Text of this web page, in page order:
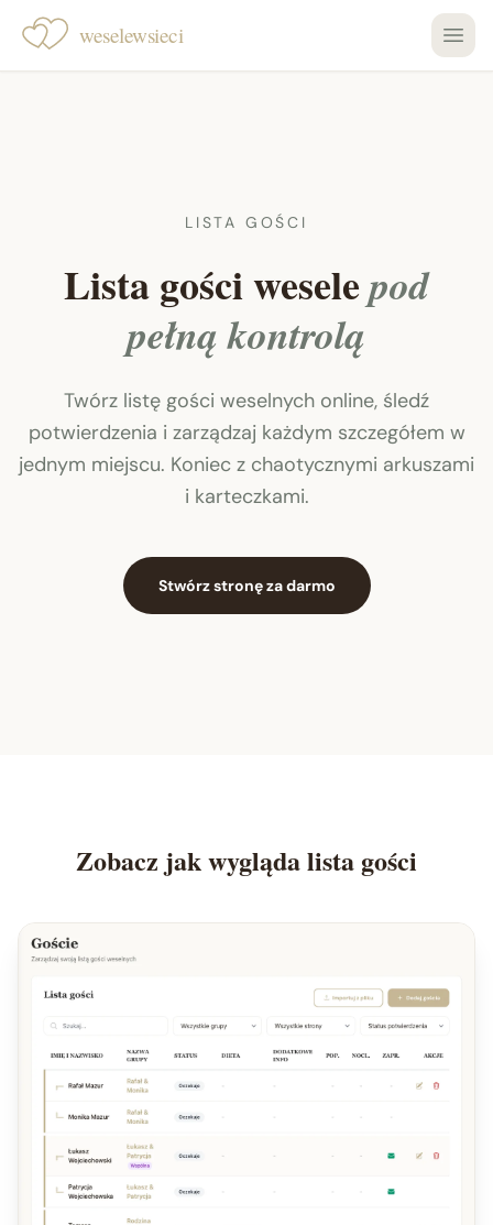
weselewsieci
LISTA GOŚCI
Lista gości weselepod
pełną kontrolą
Twórz listę gości weselnych online, śledź
potwierdzenia i zarządzaj każdym szczegółem w
jednym miejscu. Koniec z chaotycznymi arkuszami
i karteczkami.
Stwórz stronę za darmo
Zobacz jak wygląda lista gości